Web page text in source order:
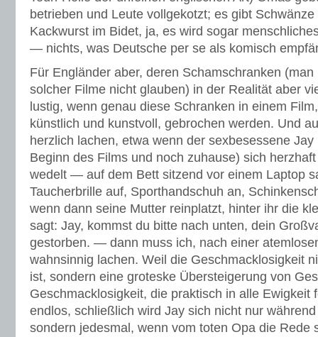
betrieben und Leute vollgekotzt; es gibt
Kackwurst im Bidet, ja, es wird sogar
— nichts, was Deutsche per se als komisch
Für Engländer aber, deren Schamschranken
solcher Filme nicht glauben) in der Realität aber
lustig, wenn genau diese Schranken in einem
künstlich und kunstvoll, gebrochen werden. Und
herzlich lachen, etwa wenn der sexbesessene
Beginn des Films und noch zuhause) sich
wedelt — auf dem Bett sitzend vor einem Laptop
Taucherbrille auf, Sporthandschuh an,
wenn dann seine Mutter reinplatzt, hinter ihr die
sagt: Jay, kommst du bitte nach unten, dein
gestorben. — dann muss ich, nach einer
wahnsinnig lachen. Weil die Geschmacklosigkeit
ist, sondern eine groteske Übersteigerung von
Geschmacklosigkeit, die praktisch in alle Ewigkeit
endlos, schließlich wird Jay sich nicht nur
sondern jedesmal, wenn vom toten Opa die Rede